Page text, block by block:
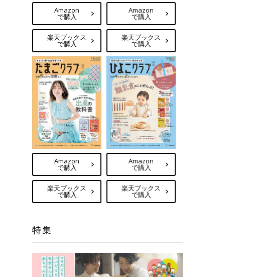
Amazon
で購入
楽天ブックス
で購入
Amazon
で購入
楽天ブックス
で購入
Amazon
で購入
楽天ブックス
で購入
Amazon
で購入
楽天ブックス
で購入
特集